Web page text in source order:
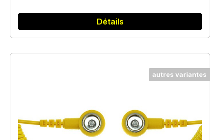
Détails
autres variantes